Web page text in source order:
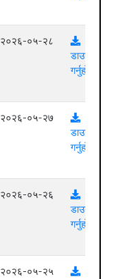
२०२६-०५-२८
डाउनलोड
गर्नुहोस्
२०२६-०५-२७
डाउनलोड
गर्नुहोस्
२०२६-०५-२६
डाउनलोड
गर्नुहोस्
२०२६-०५-२५